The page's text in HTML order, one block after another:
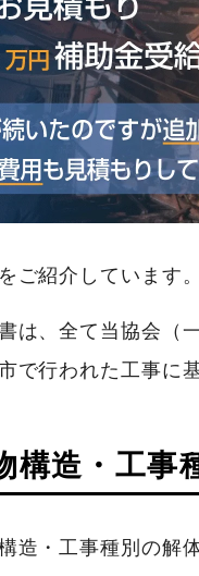
ご紹介しています。
は、全て当協会（
で行われた工事に
構造・工事
造・工事種別の解